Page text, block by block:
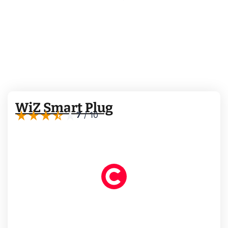
WiZ Smart Plug
7/10